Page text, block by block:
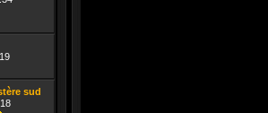
le dernier message
sud